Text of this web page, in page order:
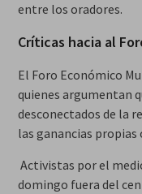
entre los oradores.
Críticas hacia al
El Foro Económico
quienes argumentan
desconectados de la
las ganancias propias
Activistas por el
domingo fuera del